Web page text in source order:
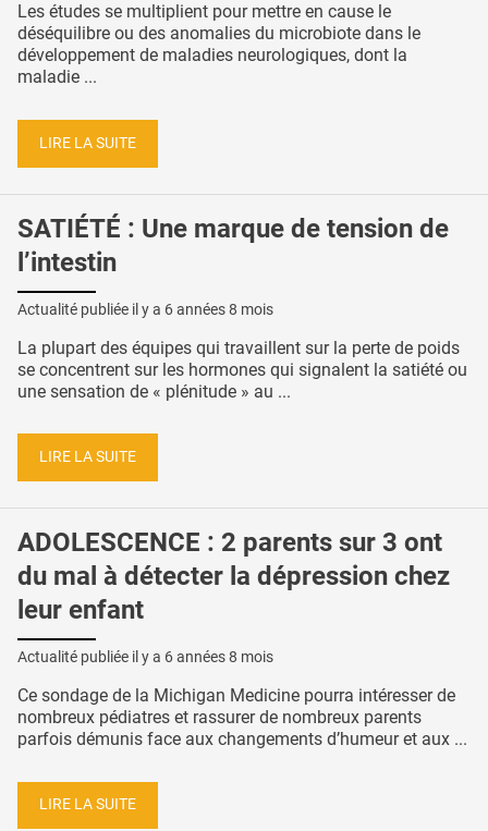
Les études se multiplient pour mettre en cause le
déséquilibre ou des anomalies du microbiote dans le
développement de maladies neurologiques, dont la
maladie ...
LIRE LA SUITE
SATIÉTÉ : Une marque de tension de
l’intestin
Actualité publiée il y a 6 années 8 mois
La plupart des équipes qui travaillent sur la perte de poids
se concentrent sur les hormones qui signalent la satiété ou
une sensation de « plénitude » au ...
LIRE LA SUITE
ADOLESCENCE : 2 parents sur 3 ont
du mal à détecter la dépression chez
leur enfant
Actualité publiée il y a 6 années 8 mois
Ce sondage de la Michigan Medicine pourra intéresser de
nombreux pédiatres et rassurer de nombreux parents
parfois démunis face aux changements d’humeur et aux ...
LIRE LA SUITE